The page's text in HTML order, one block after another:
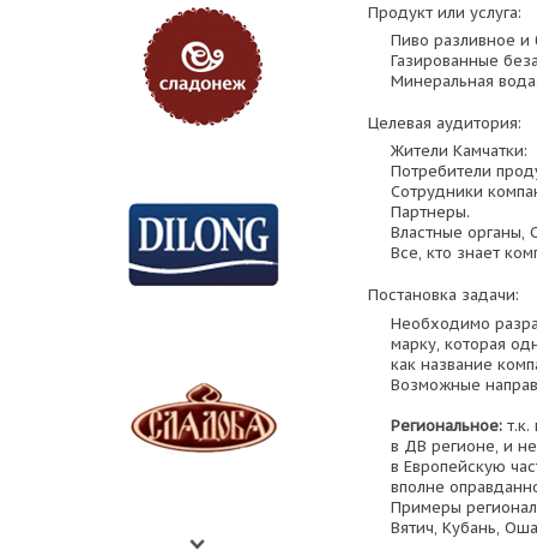
Продукт или услуга:
Пиво разливное и
Газированные
Минеральная
Целевая аудитория:
Жители Камчатки:
Потребители
Сотрудники
Партнеры.
Властные органы,
Все, кто знает
Постановка задачи:
Необходимо
марку, которая
как название
Возможные
Региональное:т.к.
в ДВ регионе, и
в Европейскую
вполне
Примеры
Вятич, Кубань,